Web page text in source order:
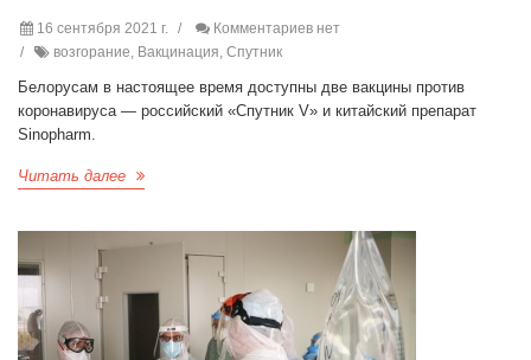
16 сентября 2021 г.
Комментариев нет
возгорание, Вакцинация, Спутник
Белорусам в настоящее время доступны две вакцины против
коронавируса — российский «Спутник V» и китайский препарат
Sinopharm.
Читать далее